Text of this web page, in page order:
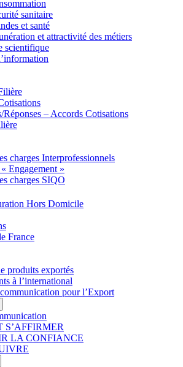
sanitaire
et santé
et attractivité des métiers
scientifique
Réponses – Accords Cotisations
charges Interprofessionnels
Engagement »
charges SIQO
Hors Domicile
France
produits exportés
à l’international
pour l’Export
S’AFFIRMER
LA CONFIANCE